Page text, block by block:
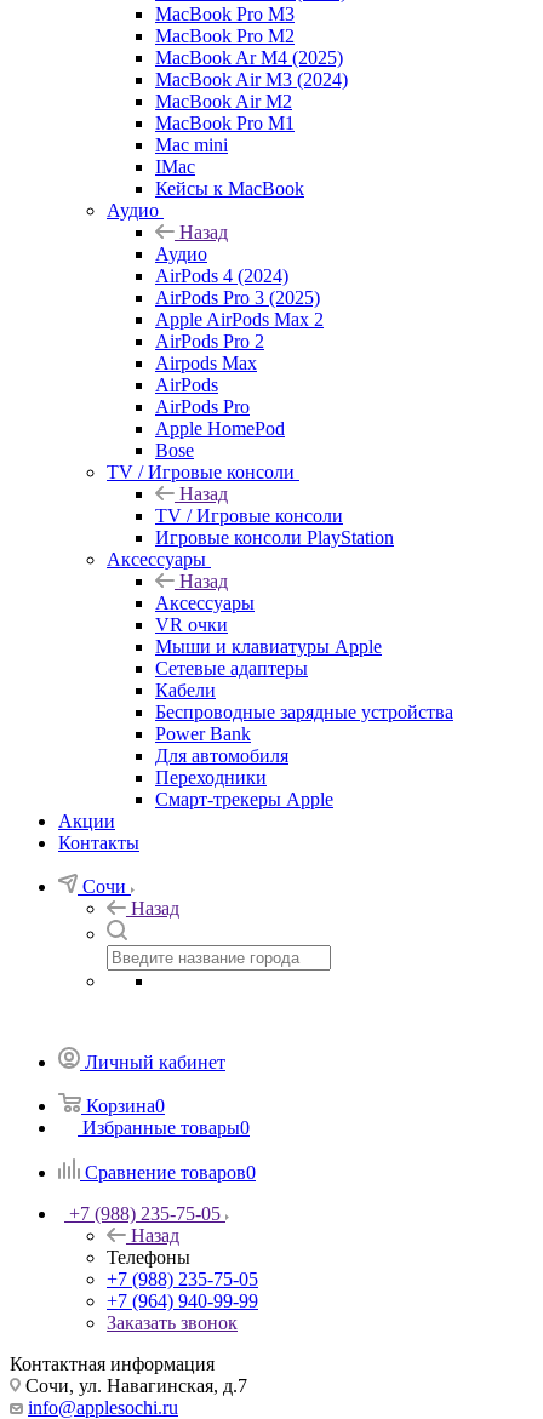
MacBook Pro M3
MacBook Pro M2
MacBook Ar M4 (2025)
MacBook Air M3 (2024)
MacBook Air M2
MacBook Pro M1
Mac mini
IMac
Кейсы к MacBook
Аудио
Назад
Аудио
AirPods 4 (2024)
AirPods Pro 3 (2025)
Apple AirPods Max 2
AirPods Pro 2
Airpods Max
AirPods
AirPods Pro
Apple HomePod
Bose
TV / Игровые консоли
Назад
TV / Игровые консоли
Игровые консоли PlayStation
Аксессуары
Назад
Аксессуары
VR очки
Мыши и клавиатуры Apple
Сетевые адаптеры
Кабели
Беспроводные зарядные устройства
Power Bank
Для автомобиля
Переходники
Смарт-трекеры Apple
Акции
Контакты
Сочи
Назад
Личный кабинет
Корзина0
Избранные товары0
Сравнение товаров0
+7 (988) 235-75-05
Назад
Телефоны
+7 (988) 235-75-05
+7 (964) 940-99-99
Заказать звонок
Контактная информация
Сочи, ул. Навагинская, д.7
info@applesochi.ru